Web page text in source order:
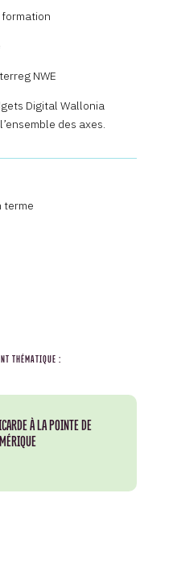
formation
NWE
Digital Wallonia
des axes.
terme
THÉMATIQUE :
À LA POINTE DE